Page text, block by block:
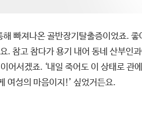
빠져나온 골반장기탈출증이었죠. 좋
. 참고 참다가 용기 내어 동네 산부인
어서겠죠. ‘내일 죽어도 이 상태로 관
여성의 마음이지!’ 싶었거든요.